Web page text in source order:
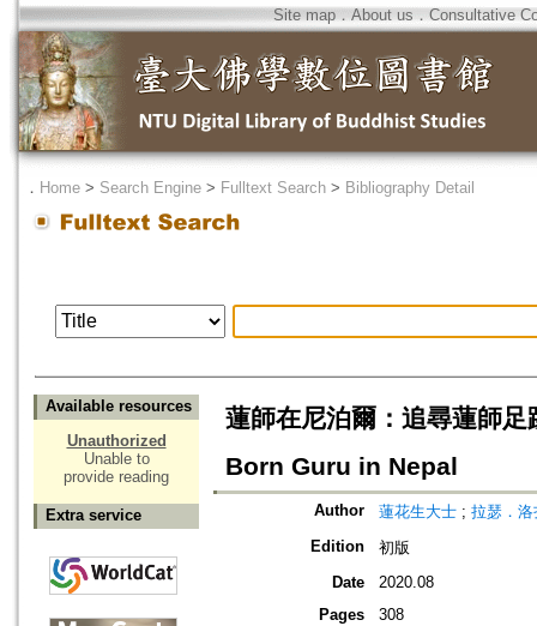
Site map．About us ． Consultative
． Home > Search Engine > Fulltext Search > Bibliography Detail
Available resources
Unauthorized
Unable to
provide reading
Extra service
蓮師在尼泊爾：追尋蓮師
Born Guru in Nepal
Author 蓮花生大士 ; 拉瑟．
Edition
初版
Date
2020.08
Pages
308